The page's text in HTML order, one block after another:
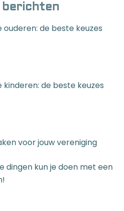
berichten
ouderen: de beste keuzes
kinderen: de beste keuzes
voor jouw vereniging
dingen kun je doen met een